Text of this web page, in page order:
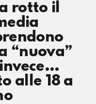
rotto il
“nuova”
alle 18 a